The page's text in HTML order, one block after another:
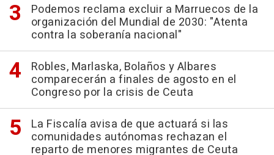
Podemos reclama excluir a Marruecos de la
organización del Mundial de 2030: "Atenta
contra la soberanía nacional"
Robles, Marlaska, Bolaños y Albares
comparecerán a finales de agosto en el
Congreso por la crisis de Ceuta
La Fiscalía avisa de que actuará si las
comunidades autónomas rechazan el
reparto de menores migrantes de Ceuta